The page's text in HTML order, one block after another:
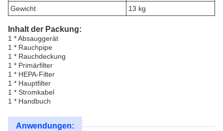
Gewicht
13 kg
Inhalt der Packung:
1 * Absauggerät
1 * Rauchpipe
1 * Rauchdeckung
1 * Primärfilter
1 * HEPA-Filter
1 * Hauptfilter
1 * Stromkabel
1 * Handbuch
Anwendungen: